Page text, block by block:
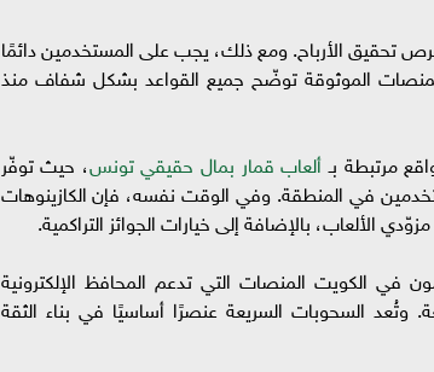
تحقيق الأرباح. ومع ذلك، يجب على المستخدمين دائمًا
الموثوقة توضّح جميع القواعد بشكل شفاف منذ
مرتبطة بـألعاب قمار بمال حقيقي تونس، حيث توفّر
في المنطقة. وفي الوقت نفسه، فإن الكازينوهات
الألعاب، بالإضافة إلى خيارات الجوائز التراكمية.
الكويت المنصات التي تدعم المحافظ الإلكترونية
وتُعد السحوبات السريعة عنصرًا أساسيًا في بناء الثقة